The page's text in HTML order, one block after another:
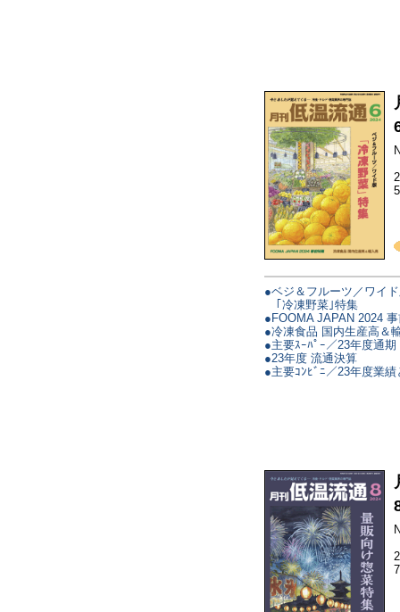
●ベジ＆フルーツ／ワイ
｢冷凍野菜｣特集
●FOOMA JAPAN 2024
●冷凍食品 国内生産高＆
●主要ｽｰﾊﾟｰ／23年度通
●23年度 流通決算
●主要ｺﾝﾋﾞﾆ／23年度業